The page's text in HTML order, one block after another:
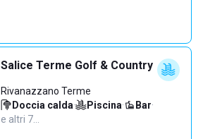
Salice Terme Golf & Country
Rivanazzano Terme
Doccia calda· Piscina· Bar·
e altri 7…